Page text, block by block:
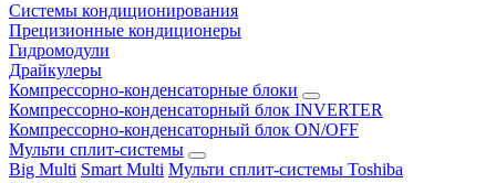
Системы кондиционирования
Прецизионные кондиционеры
Гидромодули
Драйкулеры
Компрессорно-конденсаторные блоки
Компрессорно-конденсаторный блок INVERTER
Компрессорно-конденсаторный блок ON/OFF
Мульти сплит-системы
Big Multi Smart Multi Мульти сплит-системы Toshiba